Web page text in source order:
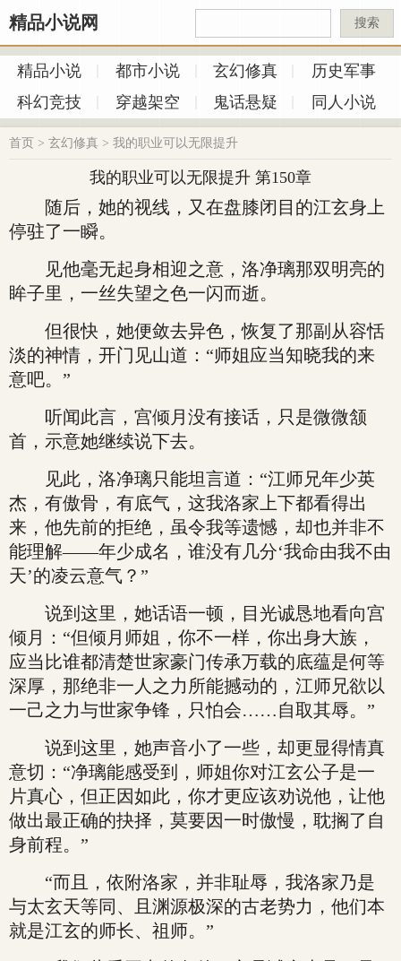
精品小说网 搜索
精品小说 都市小说 玄幻修真
历史军事
科幻竞技
穿越架空 鬼话悬疑 同人小说
首页 > 玄幻修真 > 我的职业可以无限提升
我的职业可以无限提升 第150章
随后，她的视线，又在盘膝闭目的江玄身上
停驻了一瞬。
见他毫无起身相迎之意，洛净璃那双明亮的
眸子里，一丝失望之色一闪而逝。
但很快，她便敛去异色，恢复了那副从容恬
淡的神情，开门见山道：“师姐应当知晓我的来
意吧。”
听闻此言，宫倾月没有接话，只是微微颔
首，示意她继续说下去。
见此，洛净璃只能坦言道：“江师兄年少英
杰，有傲骨，有底气，这我洛家上下都看得出
来，他先前的拒绝，虽令我等遗憾，却也并非不
能理解——年少成名，谁没有几分‘我命由我不由
天’的凌云意气？”
说到这里，她话语一顿，目光诚恳地看向宫
倾月：“但倾月师姐，你不一样，你出身大族，
应当比谁都清楚世家豪门传承万载的底蕴是何等
深厚，那绝非一人之力所能撼动的，江师兄欲以
一己之力与世家争锋，只怕会……自取其辱。”
说到这里，她声音小了一些，却更显得情真
意切：“净璃能感受到，师姐你对江玄公子是一
片真心，但正因如此，你才更应该劝说他，让他
做出最正确的抉择，莫要因一时傲慢，耽搁了自
身前程。”
“而且，依附洛家，并非耻辱，我洛家乃是
与太玄天等同、且渊源极深的古老势力，他们本
就是江玄的师长、祖师。”